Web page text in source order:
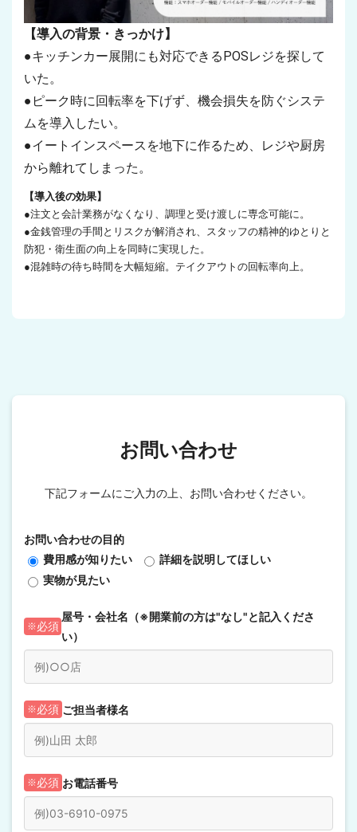
【導入の背景・きっかけ】
●キッチンカー展開にも対応できるPOSレジを探して
いた。
●ピーク時に回転率を下げず、機会損失を防ぐシステ
ムを導入したい。
●イートインスペースを地下に作るため、レジや厨房
から離れてしまった。
【導入後の効果】
●注文と会計業務がなくなり、調理と受け渡しに専念可能に。
●金銭管理の手間とリスクが解消され、スタッフの精神的ゆとりと
防犯・衛生面の向上を同時に実現した。
●混雑時の待ち時間を大幅短縮。テイクアウトの回転率向上。
お問い合わせ
下記フォームにご入力の上、お問い合わせください。
お問い合わせの目的
費用感が知りたい
詳細を説明してほしい
実物が見たい
必須
屋号・会社名（※開業前の方は"なし"と記入くださ
い）
必須 ご担当者様名
必須 お電話番号